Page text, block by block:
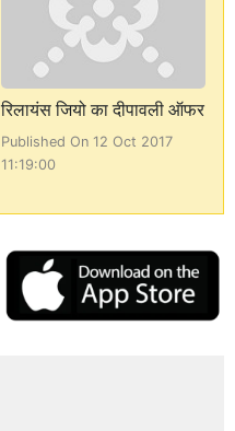
रिलायंस जियो का दीपावली ऑफर
Published On 12 Oct 2017
11:19:00